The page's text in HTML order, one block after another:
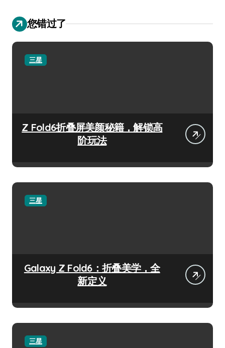
您错过了
三星
Z Fold6折叠屏美颜秘籍，解锁高
阶玩法
三星
Galaxy Z Fold6：折叠美学，全
新定义
三星